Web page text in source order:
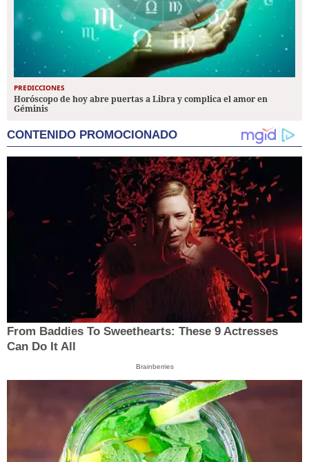
PREDICCIONES
Horóscopo de hoy abre puertas a Libra y complica el amor en
Géminis
CONTENIDO PROMOCIONADO
From Baddies To Sweethearts: These 9 Actresses
Can Do It All
Brainberries